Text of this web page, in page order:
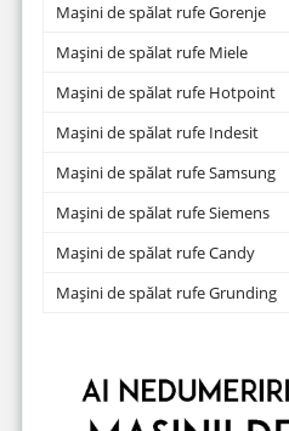
Mașini de spălat rufe Gorenje
Mașini de spălat rufe Miele
Mașini de spălat rufe Hotpoint
Mașini de spălat rufe Indesit
Mașini de spălat rufe Samsung
Mașini de spălat rufe Siemens
Mașini de spălat rufe Candy
Mașini de spălat rufe Grunding